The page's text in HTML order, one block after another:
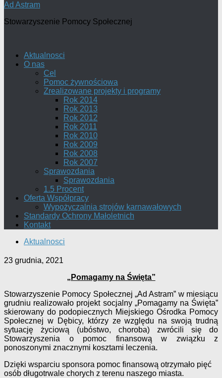
Ad Astram
Stowarzyszenie Pomocy Społecznej
Aktualnosci
O nas
Cel
Pomoc żywnościowa
Zrealizowane projekty i programy
Rok 2014
Rok 2013
Rok 2012
Rok 2011
Rok 2010
Rok 2009
Rok 2008
Rok 2007
Sprawozdania
Sprawozdania
1.5 Procent
Oferta Współpracy
Wypożyczalnia strojów karnawałowych
Standardy Ochrony Małoletnich
Kontakt
Aktualnosci
23 grudnia, 2021
„Pomagamy na Święta”
Stowarzyszenie Pomocy Społecznej „Ad Astram” w miesiącu
grudniu realizowało projekt socjalny „Pomagamy na Święta”
skierowany do podopiecznych Miejskiego Ośrodka Pomocy
Społecznej w Dębicy, którzy ze względu na swoją trudną
sytuację życiową (ubóstwo, choroba) zwrócili się do
Stowarzyszenia o pomoc finansową w związku z
ponoszonymi znacznymi kosztami leczenia.
Dzięki wsparciu sponsora pomoc finansową otrzymało pięć
osób długotrwale chorych z terenu naszego miasta.